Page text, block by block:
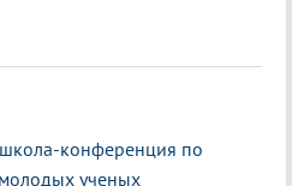
конференция по
ученых